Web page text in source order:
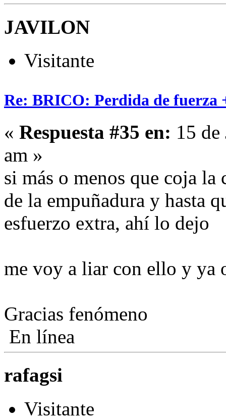
JAVILON
Visitante
Re: BRICO: Perdida de
« Respuesta #35 en: 15
am »
si más o menos que coja
de la empuñadura y hasta
esfuerzo extra, ahí lo dejo
me voy a liar con ello y ya
Gracias fenómeno
En línea
rafagsi
Visitante